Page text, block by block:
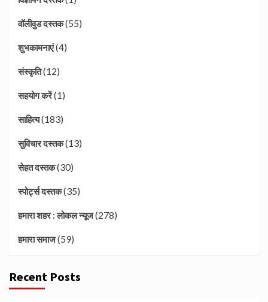
वॉलीवुड दस्तक(55)
शुभकामनाएं(4)
संस्कृति(12)
सहयोग करें(1)
साहित्य(183)
सुविचार दस्तक(13)
सेहत दस्तक(30)
स्पोर्ट्स दस्तक(35)
हमारा शहर : लोकल न्यूज(278)
हमारा समाज(59)
Recent Posts